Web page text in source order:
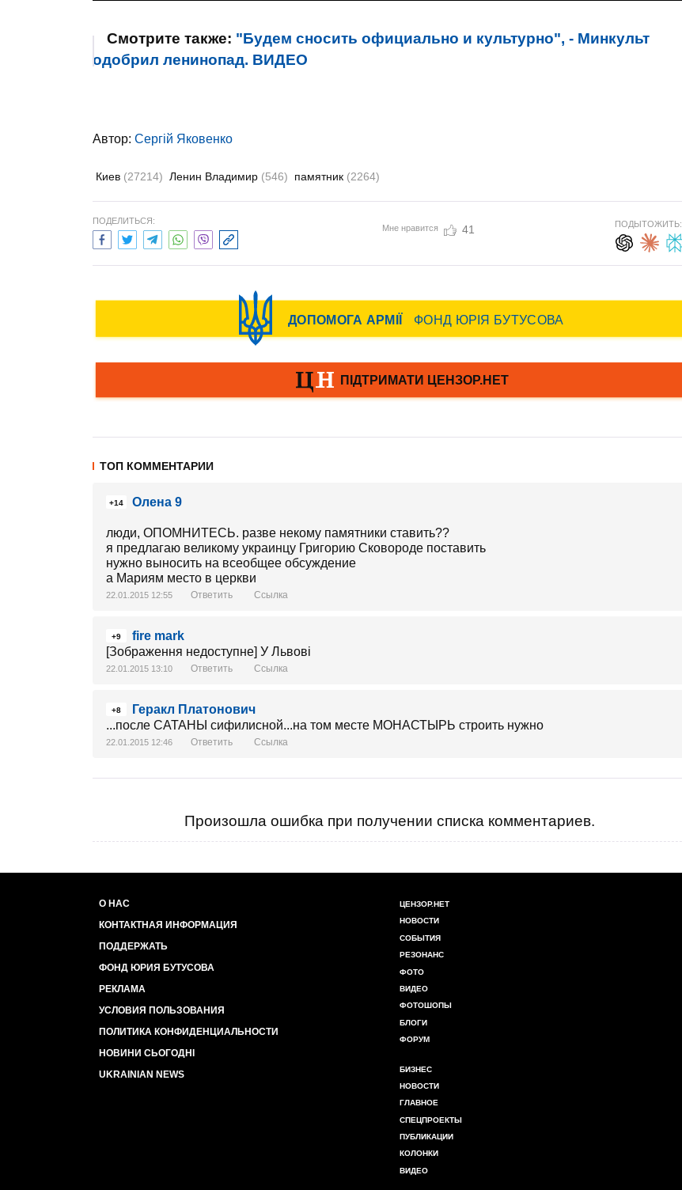
Смотрите также: "Будем сносить официально и культурно", - Минкульт
одобрил ленинопад. ВИДЕО
Автор: Сергій Яковенко
Киев (27214) Ленин Владимир (546) памятник (2264)
ПОДЕЛИТЬСЯ:
Мне нравится 41 ПОДЫТОЖИТЬ:
ТОП КОММЕНТАРИИ
+14 Олена 9
люди, ОПОМНИТЕСЬ. разве некому памятники ставить??
я предлагаю великому украинцу Григорию Сковороде поставить
нужно выносить на всеобщее обсуждение
а Мариям место в церкви
22.01.2015 12:55 Ответить Ссылка
+9
fire mark
[Зображення недоступне] У Львові
22.01.2015 13:10 Ответить Ссылка
+8
Геракл Платонович
...после САТАНЫ сифилисной...на том месте МОНАСТЫРЬ строить нужно
22.01.2015 12:46 Ответить Ссылка
Произошла ошибка при получении списка комментариев.
О НАС
КОНТАКТНАЯ ИНФОРМАЦИЯ
ПОДДЕРЖАТЬ
ФОНД ЮРИЯ БУТУСОВА
РЕКЛАМА
УСЛОВИЯ ПОЛЬЗОВАНИЯ
ПОЛИТИКА КОНФИДЕНЦИАЛЬНОСТИ
НОВИНИ СЬОГОДНІ
UKRAINIAN NEWS
ЦЕНЗОР.НЕТ
НОВОСТИ
СОБЫТИЯ
РЕЗОНАНС
ФОТО
ВИДЕО
ФОТОШОПЫ
БЛОГИ
ФОРУМ
БИЗНЕС
НОВОСТИ
ГЛАВНОЕ
СПЕЦПРОЕКТЫ
ПУБЛИКАЦИИ
КОЛОНКИ
ВИДЕО